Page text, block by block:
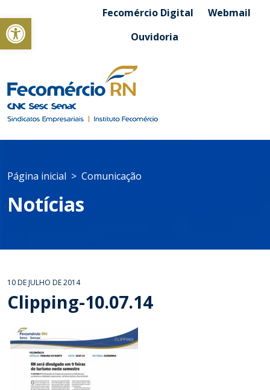
Abrir a barra de ferramentasFecomércio Digital
Webmail
Ouvidoria
Página inicial Comunicação
Notícias
10 DE JULHO DE 2014
Clipping-10.07.14